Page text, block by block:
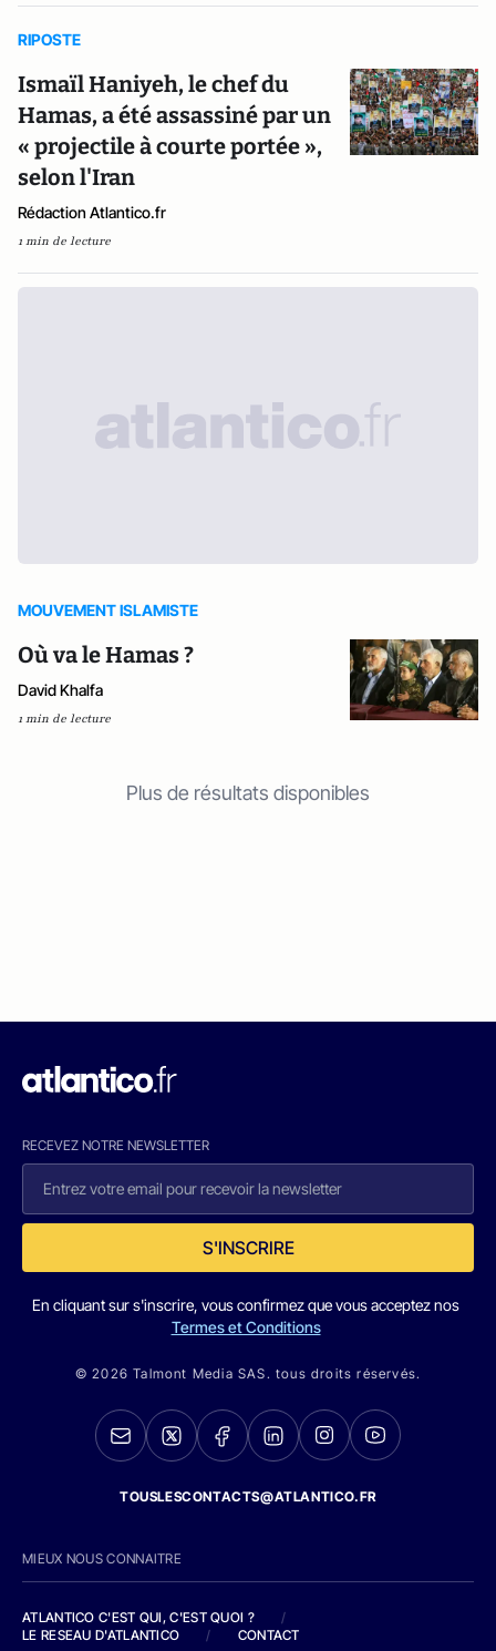
RIPOSTE
Ismaïl Haniyeh, le chef du
Hamas, a été assassiné par un
« projectile à courte portée »,
selon l'Iran
Rédaction Atlantico.fr
1 min de lecture
MOUVEMENT ISLAMISTE
Où va le Hamas ?
David Khalfa
1 min de lecture
Plus de résultats disponibles
RECEVEZ NOTRE NEWSLETTER
S'INSCRIRE
En cliquant sur s'inscrire, vous confirmez que vous acceptez nos
Termes et Conditions
© 2026 Talmont Media SAS. tous droits réservés.
TOUSLESCONTACTS@ATLANTICO.FR
MIEUX NOUS CONNAITRE
ATLANTICO C'EST QUI, C'EST QUOI ?
/
LE RESEAU D'ATLANTICO
/ CONTACT